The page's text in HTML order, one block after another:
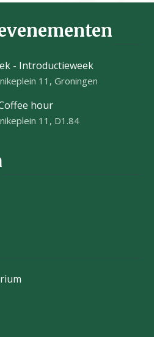
- Introductieweek
11, Groningen
hour
11, D1.84